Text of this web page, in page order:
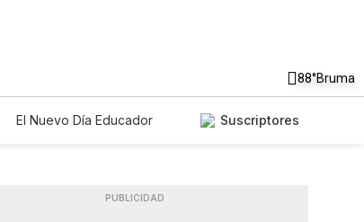
88°Bruma
El Nuevo Día Educador
Suscriptores
PUBLICIDAD